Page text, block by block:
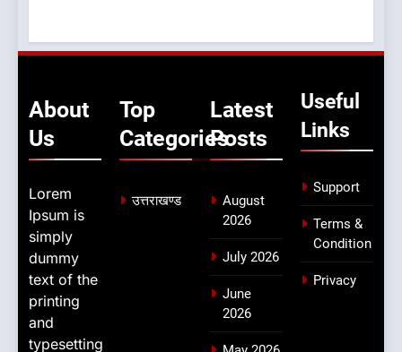
About
Us
Lorem
Ipsum is
simply
dummy
text of the
printing
and
typesetting
Top
Categories
उत्तराखण्ड
Latest
Posts
August
2026
July 2026
June
2026
Useful
Links
Support
Terms &
Condition
Privacy